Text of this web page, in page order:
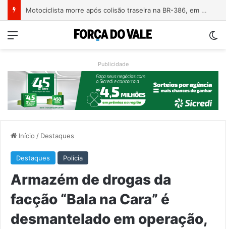
Árvore derrubada por temporal mata motociclista na ERS-124 em Montenegro
Menu
Publicidade
Início / Destaques
Destaques Polícia
Armazém de drogas da
facção “Bala na Cara” é
desmantelado em operação,